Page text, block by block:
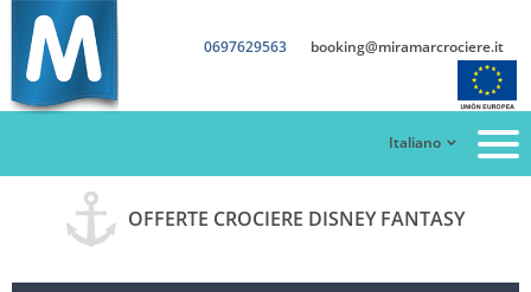
0697629563 booking@miramarcrociere.it
Italiano
OFFERTE CROCIERE DISNEY FANTASY